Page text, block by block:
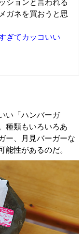
ションと言われる
ガネを買おうと思
ぎてカッコいい
い「ハンバーガ
種類もいろいろあ
ー、月見バーガーな
能性があるのだ。